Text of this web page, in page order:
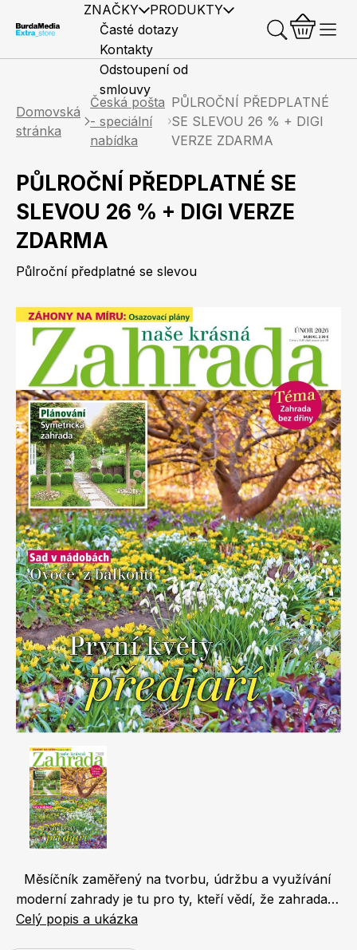
ZNAČKY PRODUKTY
Elle
Marianne
Apetit
Svět ženy
Burda Style
Marianne Bydlení
Marianne Venkov & styl
Naše krásná zahrada LEGO® časopisy
Předplatné časopisů Časopisy
Knihy
Časté dotazy
Kontakty
Odstoupení od
smlouvy
Domovská
stránka
Česká pošta
- speciální
nabídka
PŮLROČNÍ PŘEDPLATNÉ
SE SLEVOU 26 % + DIGI
VERZE ZDARMA
PŮLROČNÍ PŘEDPLATNÉ SE
SLEVOU 26 % + DIGI VERZE
ZDARMA
Půlroční předplatné se slevou
moderní zahrady je tu pro ty, kteří vědí, že zahrada je
a má být potěšením! Časopis přináší 68 stran
Celý popis a ukázka